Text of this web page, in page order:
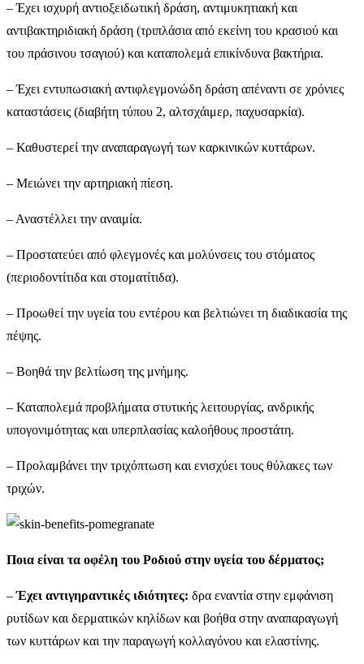
– Έχει ισχυρή αντιοξειδωτική δράση, αντιμυκητιακή και
αντιβακτηριδιακή δράση (τριπλάσια από εκείνη του κρασιού και
του πράσινου τσαγιού) και καταπολεμά επικίνδυνα βακτήρια.
– Έχει εντυπωσιακή αντιφλεγμονώδη δράση απέναντι σε χρόνιες
καταστάσεις (διαβήτη τύπου 2, αλτσχάιμερ, παχυσαρκία).
– Καθυστερεί την αναπαραγωγή των καρκινικών κυττάρων.
– Μειώνει την αρτηριακή πίεση.
– Αναστέλλει την αναιμία.
– Προστατεύει από φλεγμονές και μολύνσεις του στόματος
(περιοδοντίτιδα και στοματίτιδα).
– Προωθεί την υγεία του εντέρου και βελτιώνει τη διαδικασία της
πέψης.
– Βοηθά την βελτίωση της μνήμης.
– Καταπολεμά προβλήματα στυτικής λειτουργίας, ανδρικής
υπογονιμότητας και υπερπλασίας καλοήθους προστάτη.
– Προλαμβάνει την τριχόπτωση και ενισχύει τους θύλακες των
τριχών.
Ποια είναι τα οφέλη του Ροδιού στην υγεία του δέρματος;
–Έχει αντιγηραντικές ιδιότητες: δρα εναντία στην εμφάνιση
ρυτίδων και δερματικών κηλίδων και βοήθα στην αναπαραγωγή
των κυττάρων και την παραγωγή κολλαγόνου και ελαστίνης.